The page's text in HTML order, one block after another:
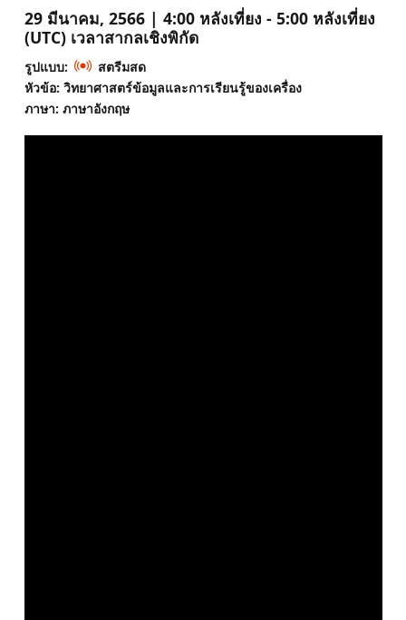
29 มีนาคม, 2566 | 4:00 หลังเที่ยง - 5:00 หลังเที่ยง
(UTC) เวลาสากลเชิงพิกัด
รูปแบบ:
สตรีมสด
หัวข้อ: วิทยาศาสตร์ข้อมูลและการเรียนรู้ของเครื่อง
ภาษา: ภาษาอังกฤษ